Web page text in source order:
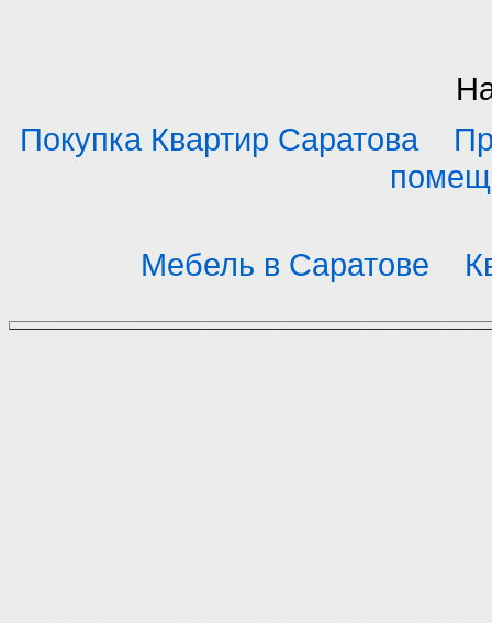
Покупка Квартир Саратова
Мебель в Саратове